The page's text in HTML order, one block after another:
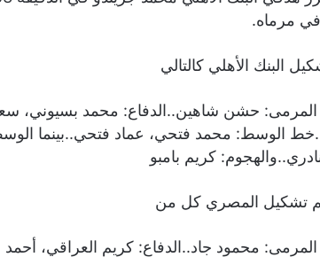
في مرماه.
البنك الأهلي كالتالي
حشن شاهين..الدفاع: محمد بسيوني،
الوسط: محمد فتحي، عماد فتحي..بينما
كريم بامبو
تشكيل المصري كل من
محمود جاد..الدفاع: كريم العراقي،